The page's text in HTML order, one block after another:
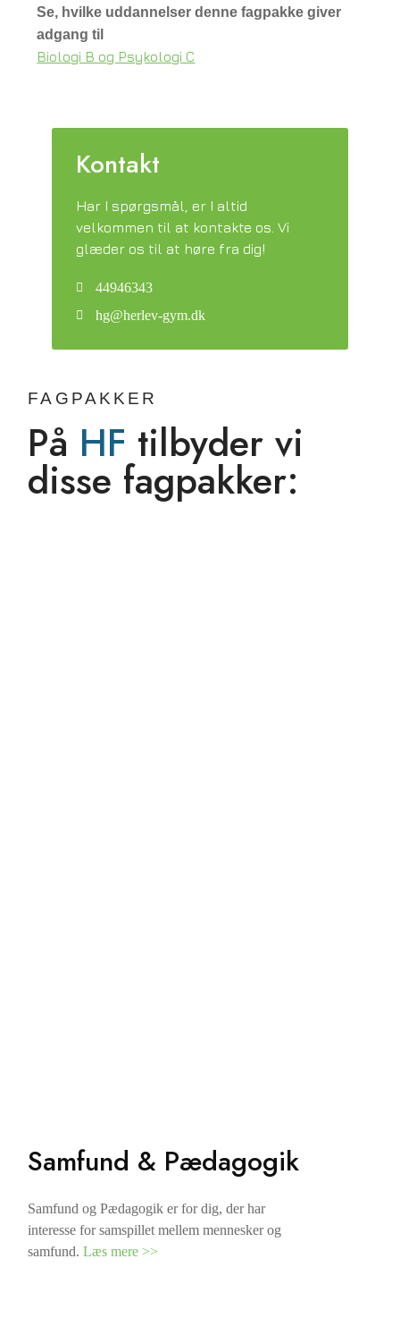
Se, hvilke uddannelser denne fagpakke giver
adgang til
Biologi B og Psykologi C
Kontakt
Har I spørgsmål, er I altid
velkommen til at kontakte os. Vi
glæder os til at høre fra dig!
44946343
hg@herlev-gym.dk
FAGPAKKER
På HF tilbyder vi
disse fagpakker:
Samfund & Pædagogik
Samfund og Pædagogik er for dig, der har
interesse for samspillet mellem mennesker og
samfund.Læs mere >>